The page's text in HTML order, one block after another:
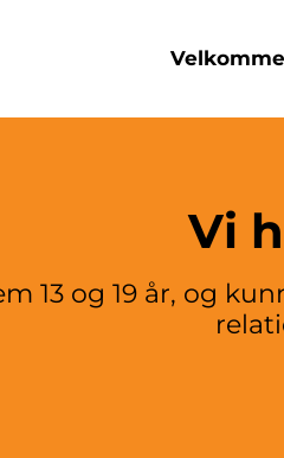
Vi
13 og 19 år, og